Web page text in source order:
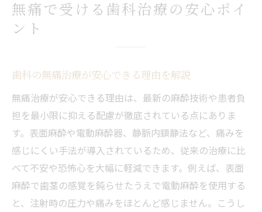
無痛治療を希望する際の歯科医院選びの基
構え
歯科で使われる最新無痛技術の種類を紹介
表面麻酔や電動麻酔など歯科無痛方法の特
徴
歯科の静脈内鎮静法で恐怖心を和らげるコ
ツ
歯科治療で注射の痛みを軽減する工夫とは
無痛で受ける歯科治療の安心ポイ
ント
歯科の無痛治療が安心できる理由を解説
無痛治療が安心できる理由は、最新の麻酔技術や患者負
担を最小限に抑える配慮が徹底されている点にありま
す。表面麻酔や電動麻酔器、静脈内鎮静法など、痛みを
感じにくい手法が導入されているため、従来の治療に比
べて不安や恐怖心を大幅に軽減できます。例えば、表面
麻酔で歯茎の感覚を鈍らせたうえで電動麻酔を使用する
と、注射時の圧力や痛みをほとんど感じません。こうし